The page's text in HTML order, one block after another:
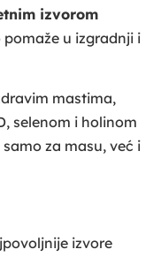
izvorom
u izgradnji i
mastima,
selenom i holinom
za masu, već i
izvore